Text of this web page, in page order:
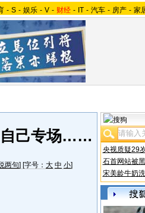
- S - 娱乐 - V - 财经 - IT - 汽车 - 房产 - 家
自己专场……
两句] [字号： 大 中 小]
央视质疑29
石首网站被黑
宋美龄牛奶